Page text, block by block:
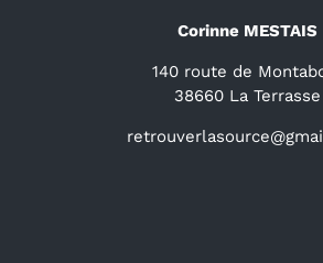
Corinne MESTAIS
140 route de
38660 La Terrasse